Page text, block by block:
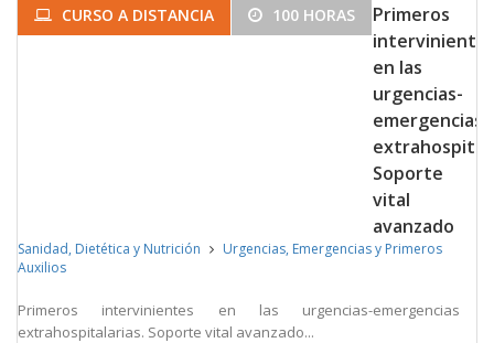
CURSO A DISTANCIA 100 HORAS
Primeros
en las
urgencias-
emergencias
Soporte
vital
avanzado
Sanidad, Dietética y Nutrición
Urgencias, Emergencias y Primeros
Auxilios
Primeros intervinientes en las urgencias-emergencias
extrahospitalarias. Soporte vital avanzado...